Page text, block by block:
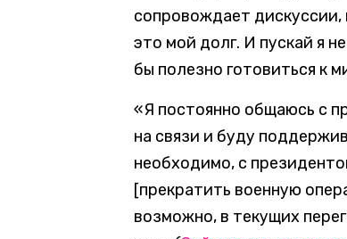
сопровождает дискуссии,
это мой долг. И пускай я
бы полезно готовиться к
«Я постоянно общаюсь с
на связи и буду
необходимо, с
[прекратить военную
возможно, в текущих